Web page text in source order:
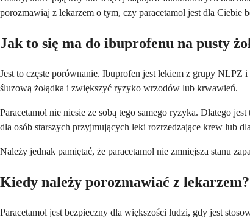
porozmawiaj z lekarzem o tym, czy paracetamol jest dla Ciebie
Jak to się ma do ibuprofenu na pusty
Jest to częste porównanie. Ibuprofen jest lekiem z grupy NLPZ
śluzową żołądka i zwiększyć ryzyko wrzodów lub krwawień.
Paracetamol nie niesie ze sobą tego samego ryzyka. Dlatego jest
dla osób starszych przyjmujących leki rozrzedzające krew lub
Należy jednak pamiętać, że paracetamol nie zmniejsza stanu
Kiedy należy porozmawiać z lekarzem?
Paracetamol jest bezpieczny dla większości ludzi, gdy jest